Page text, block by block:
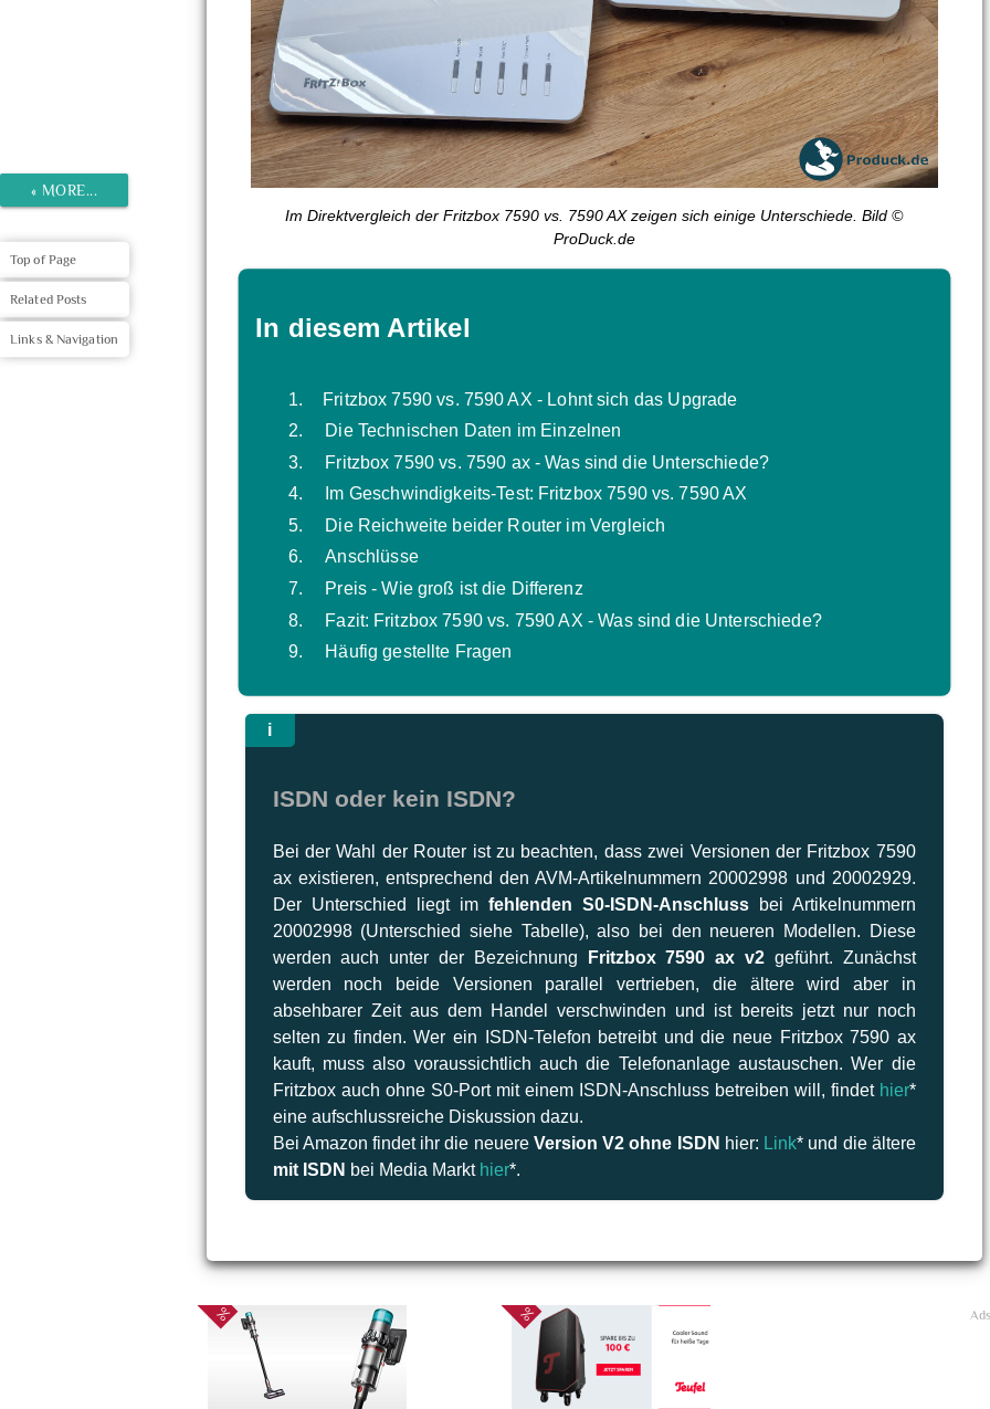
Im Direktvergleich der Fritzbox 7590 vs. 7590 AX zeigen sich einige Unterschiede. Bild ©
ProDuck.de
In diesem Artikel
Fritzbox 7590 vs. 7590 AX - Lohnt sich das Upgrade
Die Technischen Daten im Einzelnen
Fritzbox 7590 vs. 7590 ax - Was sind die Unterschiede?
Im Geschwindigkeits-Test: Fritzbox 7590 vs. 7590 AX
Die Reichweite beider Router im Vergleich
Anschlüsse
Preis - Wie groß ist die Differenz
Fazit: Fritzbox 7590 vs. 7590 AX - Was sind die Unterschiede?
Häufig gestellte Fragen
ISDN oder kein ISDN?
Bei der Wahl der Router ist zu beachten, dass zwei Versionen der Fritzbox 7590
ax existieren, entsprechend den AVM-Artikelnummern 20002998 und 20002929.
Der Unterschied liegt im fehlenden S0-ISDN-Anschlussbei Artikelnummern
20002998 (Unterschied siehe Tabelle), also bei den neueren Modellen. Diese
werden auch unter der Bezeichnung
Fritzbox 7590 ax v2 geführt. Zunächst
werden noch beide Versionen parallel vertrieben, die ältere wird aber in
absehbarer Zeit aus dem Handel verschwinden und ist bereits jetzt nur noch
selten zu finden. Wer ein ISDN-Telefon betreibt und die neue Fritzbox 7590 ax
kauft, muss also voraussichtlich auch die Telefonanlage austauschen. Wer die
Fritzbox auch ohne S0-Port mit einem ISDN-Anschluss betreiben will, findet hier*
eine aufschlussreiche Diskussion dazu.
Bei Amazon findet ihr die neuere Version V2 ohne ISDN hier: Link* und die ältere
mit ISDN bei Media Markt hier*.
« MORE...
Top of Page
Related Posts
Links & Navigation